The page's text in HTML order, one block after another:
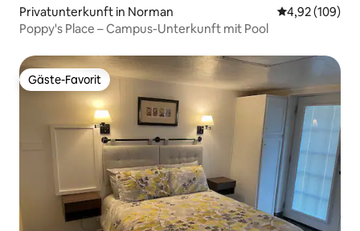
Privatunterkunft in Norman
4,92 (109)
Poppy's Place – Campus-Unterkunft mit Pool
Gäste-Favorit
Gäste-Favorit